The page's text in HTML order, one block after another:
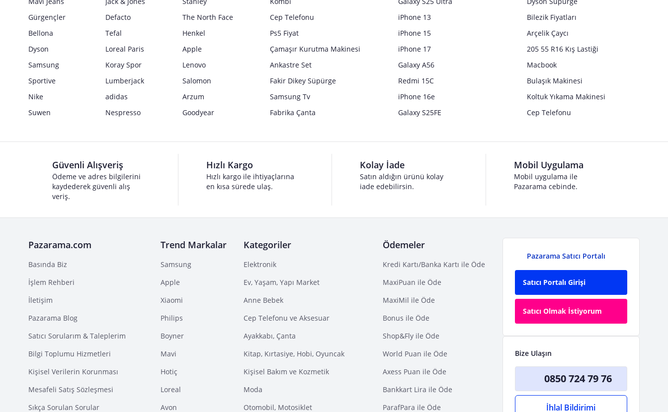
Gürgençler
Defacto
The North Face
Bellona
Tefal
Henkel
Dyson
Loreal Paris
Apple
Samsung
Koray Spor
Lenovo
Sportive
Lumberjack
Salomon
Nike
adidas
Arzum
Suwen
Nespresso Goodyear
Cep Telefonu
Ps5 Fiyat
Çamaşır Kurutma Makinesi
Ankastre Set
Fakir Dikey Süpürge
Samsung Tv
Fabrika Çanta
iPhone 13
iPhone 15
iPhone 17
Galaxy A56
Redmi 15C
iPhone 16e
Galaxy S25FE
Bilezik Fiyatları
Arçelik Çaycı
205 55 R16 Kış Lastiği
Macbook
Bulaşık Makinesi
Koltuk Yıkama Makinesi
Cep Telefonu
Güvenli Alışveriş
Ödeme ve adres bilgilerini
kaydederek güvenli alış
veriş.
Hızlı Kargo
Hızlı kargo ile ihtiyaçlarına
en kısa sürede ulaş.
Kolay İade
Satın aldığın ürünü kolay
iade edebilirsin.
Mobil Uygulama
Mobil uygulama ile
Pazarama cebinde.
Pazarama.com
Basında Biz
İşlem Rehberi
İletişim
Pazarama Blog
Satıcı Sorularım & Taleplerim
Bilgi Toplumu Hizmetleri
Kişisel Verilerin Korunması
Mesafeli Satış Sözleşmesi
Sıkça Sorulan Sorular
Trend Markalar
Samsung
Apple
Xiaomi
Philips
Boyner
Mavi
Hotiç
Loreal
Avon
Kategoriler
Elektronik
Ev, Yaşam, Yapı Market
Anne Bebek
Cep Telefonu ve Aksesuar
Ayakkabı, Çanta
Kitap, Kırtasiye, Hobi, Oyuncak
Kişisel Bakım ve Kozmetik
Moda
Otomobil, Motosiklet
Ödemeler
Kredi Kartı/Banka Kartı ile Öde
MaxiPuan ile Öde
MaxiMil ile Öde
Bonus ile Öde
Shop&Fly ile Öde
World Puan ile Öde
Axess Puan ile Öde
Bankkart Lira ile Öde
ParafPara ile Öde
Pazarama Satıcı Portalı
Satıcı Portalı Girişi
Satıcı Olmak İstiyorum
Bize Ulaşın
0850 724 79 76
İhlal Bildirimi